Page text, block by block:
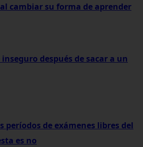
cambiar su forma de aprender
después de sacar a un
períodos de exámenes libres del
es no